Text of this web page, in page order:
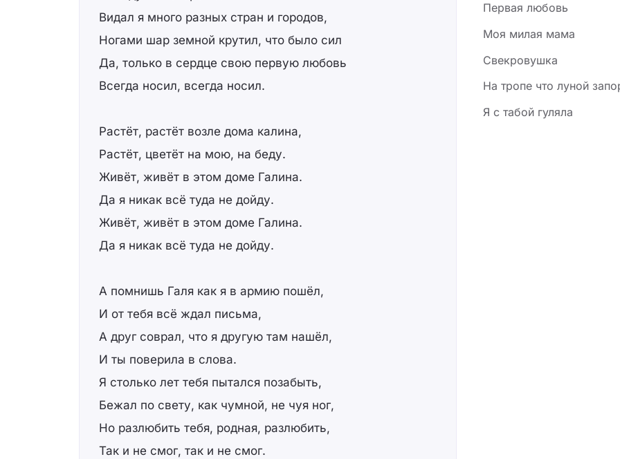
Видал я много разных стран и городов,
Ногами шар земной крутил, что было сил
Да, только в сердце свою первую любовь
Всегда носил, всегда носил.
Растёт, растёт возле дома калина,
Растёт, цветёт на мою, на беду.
Живёт, живёт в этом доме Галина.
Да я никак всё туда не дойду.
Живёт, живёт в этом доме Галина.
Да я никак всё туда не дойду.
А помнишь Галя как я в армию пошёл,
И от тебя всё ждал письма,
А друг соврал, что я другую там нашёл,
И ты поверила в слова.
Я столько лет тебя пытался позабыть,
Бежал по свету, как чумной, не чуя ног,
Но разлюбить тебя, родная, разлюбить,
Так и не смог, так и не смог.
Первая любовь
Моя милая мама
Свекровушка
На тропе что луной
Я с табой гуляла